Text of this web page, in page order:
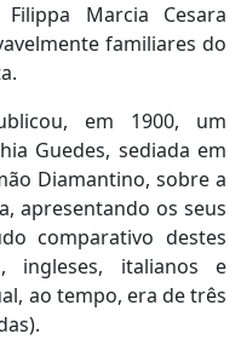
Marcia Cesara
familiares do
em 1900, um
Guedes, sediada em
Diamantino, sobre a
apresentando os seus
comparativo destes
ingleses, italianos e
ao tempo, era de três